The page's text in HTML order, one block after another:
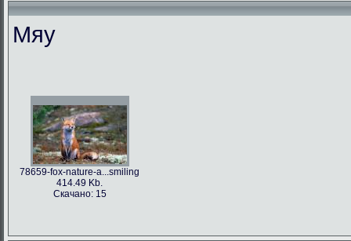
Мяу
78659-fox-nature-a...smiling
414.49 Kb.
Скачано: 15